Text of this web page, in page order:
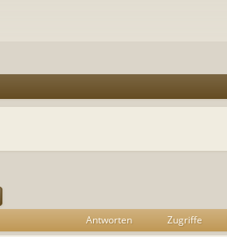
Antworten Zugriffe